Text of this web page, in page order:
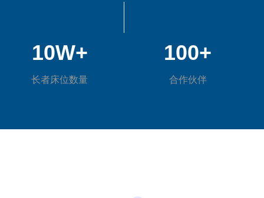
100+
合作伙伴
10W+
长者床位数量